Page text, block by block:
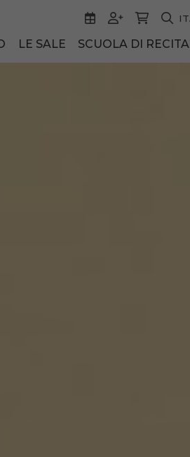
LE SALE SCUOLA DI